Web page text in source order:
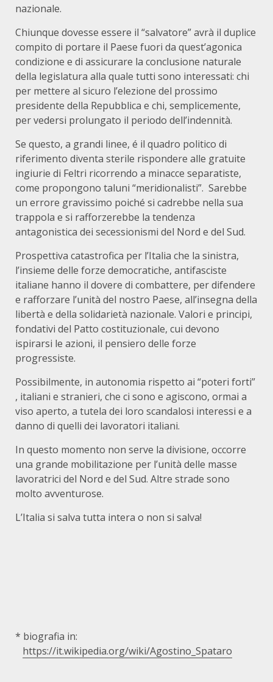
nazionale.
Chiunque dovesse essere il “salvatore” avrà il duplice
compito di portare il Paese fuori da quest’agonica
condizione e di assicurare la conclusione naturale
della legislatura alla quale tutti sono interessati: chi
per mettere al sicuro l’elezione del prossimo
presidente della Repubblica e chi, semplicemente,
per vedersi prolungato il periodo dell’indennità.
Se questo, a grandi linee, é il quadro politico di
riferimento diventa sterile rispondere alle gratuite
ingiurie di Feltri ricorrendo a minacce separatiste,
come propongono taluni “meridionalisti”. Sarebbe
un errore gravissimo poiché si cadrebbe nella sua
trappola e si rafforzerebbe la tendenza
antagonistica dei secessionismi del Nord e del Sud.
Prospettiva catastrofica per l’Italia che la sinistra,
l’insieme delle forze democratiche, antifasciste
italiane hanno il dovere di combattere, per difendere
e rafforzare l’unità del nostro Paese, all’insegna della
libertà e della solidarietà nazionale. Valori e principi,
fondativi del Patto costituzionale, cui devono
ispirarsi le azioni, il pensiero delle forze
progressiste.
Possibilmente, in autonomia rispetto ai “poteri forti”
, italiani e stranieri, che ci sono e agiscono, ormai a
viso aperto, a tutela dei loro scandalosi interessi e a
danno di quelli dei lavoratori italiani.
In questo momento non serve la divisione, occorre
una grande mobilitazione per l’unità delle masse
lavoratrici del Nord e del Sud. Altre strade sono
molto avventurose.
L’Italia si salva tutta intera o non si salva!
* biografia in:
https://it.wikipedia.org/wiki/Agostino_Spataro